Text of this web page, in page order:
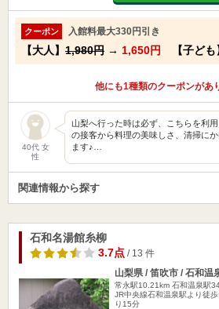
クーポン 入館料最大330円引き
【大人】 1,980円 → 1,650円 【子ども
他にも1種類のクーポンがあ
40代 女
性
山梨へ行った時は必ず、こちらを利
の接客から料理の美味しさ、清掃に
ます♪…
関連情報から探す
石和名湯館糸柳
3.7点/ 13 件
山梨県 / 笛吹市 / 石和温
常永駅10.21km 石和温泉駅
JR中央線石和温泉駅より徒
り15分